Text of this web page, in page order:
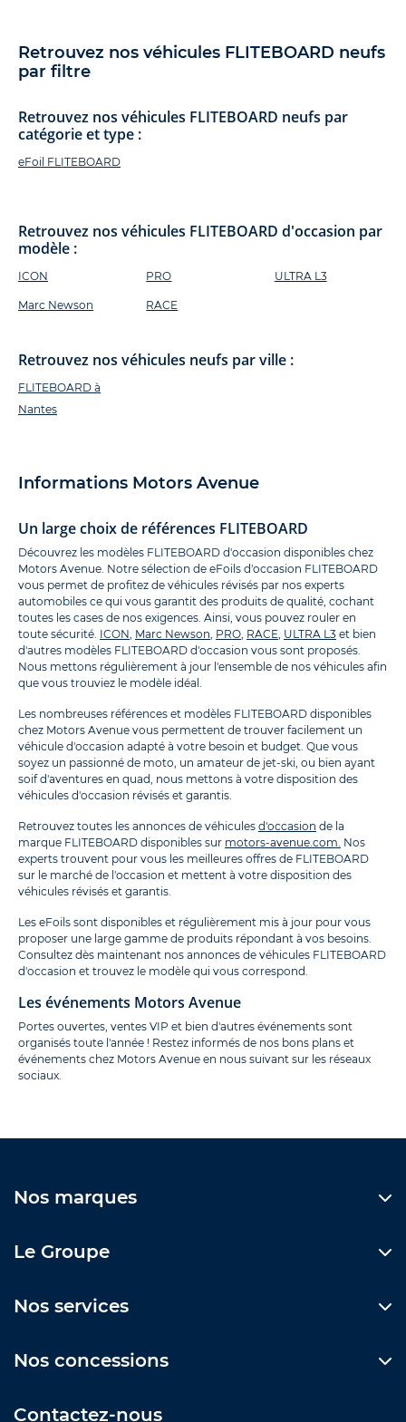
Retrouvez nos véhicules FLITEBOARD neufs
par filtre
Retrouvez nos véhicules FLITEBOARD neufs par
catégorie et type :
eFoil FLITEBOARD
Retrouvez nos véhicules FLITEBOARD d'occasion par
modèle :
ICON
Marc Newson
PRO
RACE
ULTRA L3
Retrouvez nos véhicules neufs par ville :
FLITEBOARD à
Nantes
Informations Motors Avenue
Un large choix de références FLITEBOARD
Découvrez les modèles FLITEBOARD d'occasion disponibles chez
Motors Avenue. Notre sélection de eFoils d'occasion FLITEBOARD
vous permet de profitez de véhicules révisés par nos experts
automobiles ce qui vous garantit des produits de qualité, cochant
toutes les cases de nos exigences. Ainsi, vous pouvez rouler en
toute sécurité. ICON, Marc Newson, PRO, RACE, ULTRA L3 et bien
d'autres modèles FLITEBOARD d'occasion vous sont proposés.
Nous mettons régulièrement à jour l'ensemble de nos véhicules afin
que vous trouviez le modèle idéal.
Les nombreuses références et modèles FLITEBOARD disponibles
chez Motors Avenue vous permettent de trouver facilement un
véhicule d'occasion adapté à votre besoin et budget. Que vous
soyez un passionné de moto, un amateur de jet-ski, ou bien ayant
soif d'aventures en quad, nous mettons à votre disposition des
véhicules d'occasion révisés et garantis.
Retrouvez toutes les annonces de véhicules d'occasion de la
marque FLITEBOARD disponibles sur motors-avenue.com. Nos
experts trouvent pour vous les meilleures offres de FLITEBOARD
sur le marché de l'occasion et mettent à votre disposition des
véhicules révisés et garantis.
Les eFoils sont disponibles et régulièrement mis à jour pour vous
proposer une large gamme de produits répondant à vos besoins.
Consultez dès maintenant nos annonces de véhicules FLITEBOARD
d'occasion et trouvez le modèle qui vous correspond.
Les événements Motors Avenue
Portes ouvertes, ventes VIP et bien d'autres événements sont
organisés toute l'année ! Restez informés de nos bons plans et
événements chez Motors Avenue en nous suivant sur les réseaux
sociaux.
Nos marques
Le Groupe
Nos services
Nos concessions
Contactez-nous